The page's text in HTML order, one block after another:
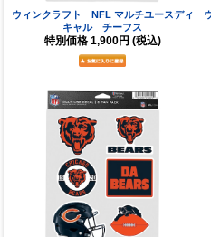
ウィンクラフト NFL マルチユースディ
キャル チーフス
特別価格 1,900円 (税込)